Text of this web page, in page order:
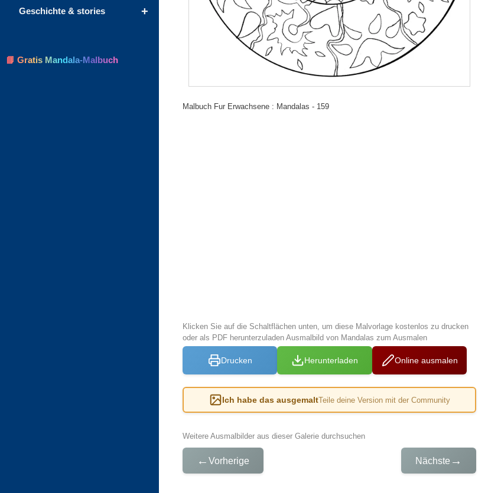
Malbuch Fur Erwachsene : Mandalas - 159
Klicken Sie auf die Schaltflächen unten, um diese Malvorlage kostenlos zu drucken
oder als PDF herunterzuladen Ausmalbild von Mandalas zum Ausmalen
Drucken Herunterladen Online ausmalen
Ich habe das ausgemaltTeile deine Version mit der Community
Weitere Ausmalbilder aus dieser Galerie durchsuchen
← Vorherige Nächste →
+
Geschichte & stories
📘 Gratis Mandala-Malbuch